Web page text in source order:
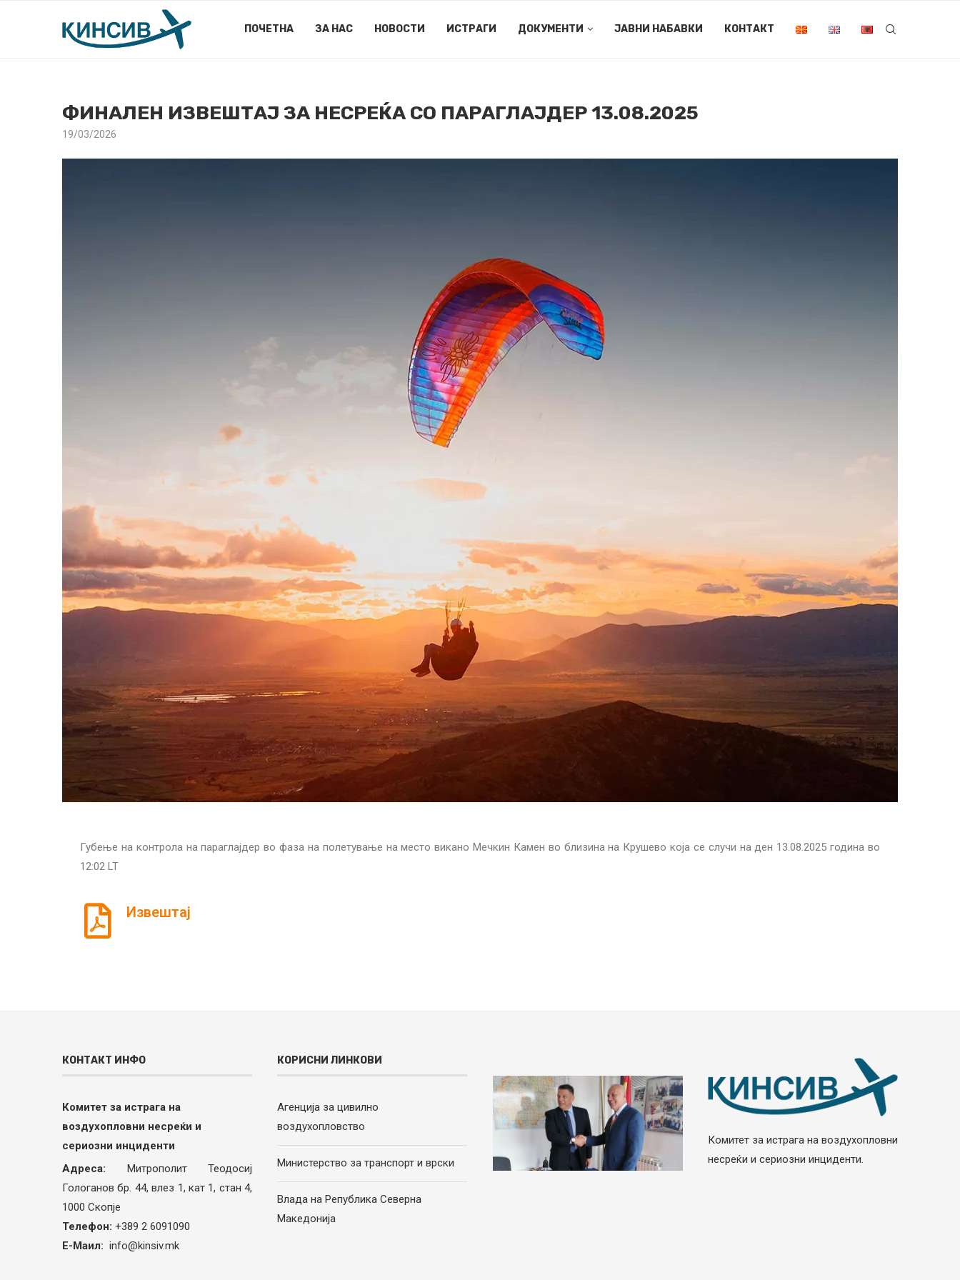
ПОЧЕТНА ЗА НАС НОВОСТИ ИСТРАГИ ДОКУМЕНТИ ЈАВНИ НАБАВКИ КОНТАКТ
ФИНАЛЕН ИЗВЕШТАЈ ЗА НЕСРЕЌА СО ПАРАГЛАЈДЕР 13.08.2025
19/03/2026
Губење на контрола на параглајдер во фаза на полетување на место викано Мечкин Камен во близина на Крушево која се случи на ден 13.08.2025 година во
12:02 LT
Извештај
КОНТАКТ ИНФО
Комитет за истрага на
воздухопловни несреќи и
сериозни инциденти
Адреса: Митрополит Теодосиј
Гологанов бр. 44, влез 1, кат 1, стан 4,
1000 Скопје
Телефон: +389 2 6091090
Е-Маил: info@kinsiv.mk
КОРИСНИ ЛИНКОВИ
Агенција за цивилно
воздухопловство
Министерство за транспорт и врски
Влада на Република Северна
Македонија
Комитет за истрага на воздухопловни
несреќи и сериозни инциденти.